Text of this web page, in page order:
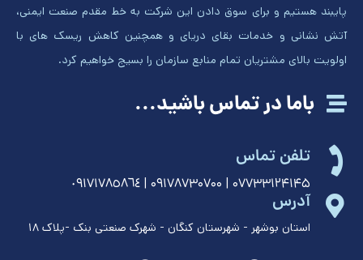
باما در تماس باشید...
تلفن تماس
۰۷۷۳۳۱۲۴۱۴۵ | ۰۹۱۷۸۷۳۰۷۰۰ | ٠٩١٧١٧٨٥٨٦٤
آدرس
استان بوشهر - شهرستان کنگان - شهرک صنعتی بنک -پلاک ١٨
پایبند هستیم و برای سوق دادن این شرکت به خط مقدم صنعت ایمنی،
آتش نشانی و خدمات بقای دریای و همچنین کاهش ریسک های با
اولویت بالای مشتریان تمام منابع سازمان را بسیج خواهیم کرد.